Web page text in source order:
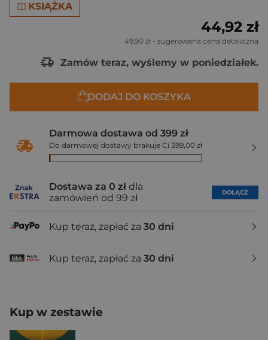
KSIĄŻKA
44,92 zł
49,90 zł - sugerowana cena detaliczna
Zamów teraz, wyślemy w poniedziałek.
DODAJ DO KOSZYKA
Darmowa dostawa od 399 zł
Do darmowej dostawy brakuje Ci 399,00 zł
Dostawa za 0 zł dla
zamówień od 99 zł
DOŁĄCZ
Kup teraz, zapłać za 30 dni
Kup teraz, zapłać za 30 dni
Kup w zestawie